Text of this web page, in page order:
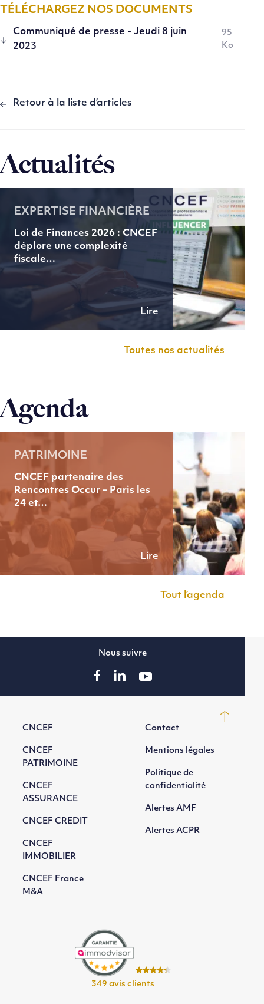
TÉLÉCHARGEZ NOS DOCUMENTS
Communiqué de presse - Jeudi 8 juin
2023
95
Ko
Retour à la liste d’articles
Actualités
EXPERTISE FINANCIÈRE
Loi de Finances 2026 : CNCEF
déplore une complexité
fiscale…
Lire
Toutes nos actualités
Agenda
PATRIMOINE
CNCEF partenaire des
Rencontres Occur – Paris les
24 et…
Lire
Tout l’agenda
349 avis clients
CNCEF
CNCEF
PATRIMOINE
CNCEF
ASSURANCE
CNCEF CREDIT
CNCEF
IMMOBILIER
CNCEF France
M&A
Contact
Mentions légales
Politique de
confidentialité
Alertes AMF
Alertes ACPR
Nous suivre